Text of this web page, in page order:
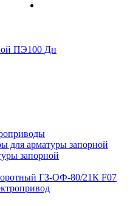
ПЭ100 Дн
для арматуры запорной
запорной
ГЗ-ОФ-80/21К F07